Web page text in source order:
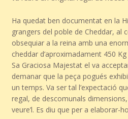
Ha quedat ben documentat en la
grangers del poble de Cheddar, al
obsequiar a la reina amb una
cheddar d’aproximadament 450
Sa Graciosa Majestat el va
demanar que la peça pogués
un temps. Va ser tal l’expectació
regal, de descomunals
veure’l. Es diu que per a elaborar-